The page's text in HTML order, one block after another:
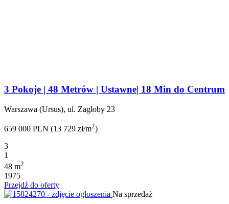
3 Pokoje | 48 Metrów | Ustawne| 18 Min do Centrum
Warszawa (Ursus), ul. Zagłoby 23
659 000 PLN (13 729 zł/m2)
3
1
48 m2
1975
Przejdź do oferty
Na sprzedaż